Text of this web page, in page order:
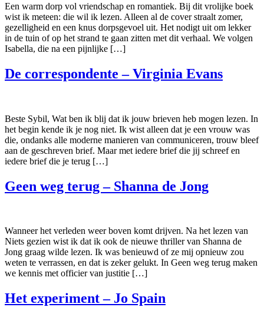
Een warm dorp vol vriendschap en romantiek. Bij dit vrolijke boek
wist ik meteen: die wil ik lezen. Alleen al de cover straalt zomer,
gezelligheid en een knus dorpsgevoel uit. Het nodigt uit om lekker
in de tuin of op het strand te gaan zitten met dit verhaal. We volgen
Isabella, die na een pijnlijke […]
De correspondente – Virginia Evans
Beste Sybil, Wat ben ik blij dat ik jouw brieven heb mogen lezen. In
het begin kende ik je nog niet. Ik wist alleen dat je een vrouw was
die, ondanks alle moderne manieren van communiceren, trouw bleef
aan de geschreven brief. Maar met iedere brief die jij schreef en
iedere brief die je terug […]
Geen weg terug – Shanna de Jong
Wanneer het verleden weer boven komt drijven. Na het lezen van
Niets gezien wist ik dat ik ook de nieuwe thriller van Shanna de
Jong graag wilde lezen. Ik was benieuwd of ze mij opnieuw zou
weten te verrassen, en dat is zeker gelukt. In Geen weg terug maken
we kennis met officier van justitie […]
Het experiment – Jo Spain